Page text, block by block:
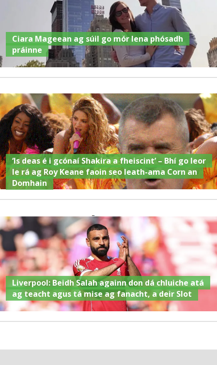
Ciara Mageean ag súil go mór lena phósadh
práinne
‘Is deas é i gcónaí Shakira a fheiscint’ – Bhí go leor
le rá ag Roy Keane faoin seo leath-ama Corn an
Domhain
Liverpool: Beidh Salah againn don dá chluiche atá
ag teacht agus tá mise ag fanacht, a deir Slot